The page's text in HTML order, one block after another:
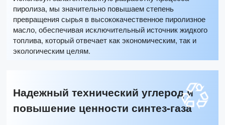
пиролиза, мы значительно повышаем степень
превращения сырья в высококачественное пиролизное
масло, обеспечивая исключительный источник жидкого
топлива, который отвечает как экономическим, так и
экологическим целям.
Надежный технический углерод и
повышение ценности синтез-газа